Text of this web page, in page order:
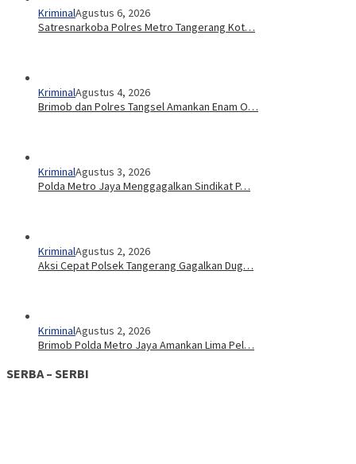
KriminalAgustus 6, 2026
Satresnarkoba Polres Metro Tangerang Kot…
KriminalAgustus 4, 2026
Brimob dan Polres Tangsel Amankan Enam O…
KriminalAgustus 3, 2026
Polda Metro Jaya Menggagalkan Sindikat P…
KriminalAgustus 2, 2026
Aksi Cepat Polsek Tangerang Gagalkan Dug…
KriminalAgustus 2, 2026
Brimob Polda Metro Jaya Amankan Lima Pel…
SERBA – SERBI